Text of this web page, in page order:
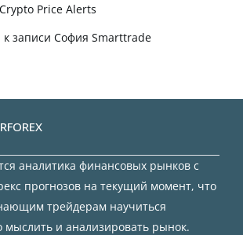
Crypto Price Alerts
к записи София Smarttrade
аналитика финансовых рынков с
прогнозов на текущий момент, что
трейдерам научиться
мыслить и анализировать рынок.